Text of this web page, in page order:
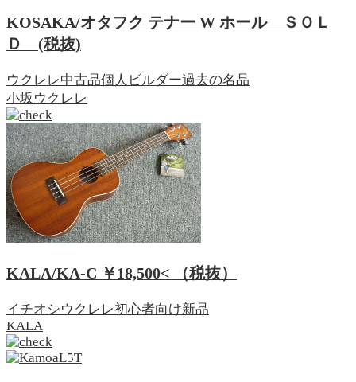
KOSAKA/オタフク テナー W ホール
ＳＯＬ
Ｄ
(税抜)
ウクレレ中古品個人ビルダー過去の名品
小坂ウクレレ
KALA/KA-C ￥18,500< （税抜）
イチオシウクレレ初心者向け新品
KALA